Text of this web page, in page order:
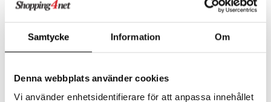
Samtycke Information Om
Denna webbplats använder cookies
Vi använder enhetsidentifierare för att anpassa innehållet
Cacharel ja ikoninen punainen väri herättävät rohkean julistuksen,
kutsun syventyä ensirakkauden intensiteettiin. Intohimon symbolina
nuoren rakkauden intensiteetin myötä.
NAISTEN TUOKSU, JOKA TALLENTAA RAKKAUDEN MONET
Amor Amor Eau de Parfum ei ole vain tuoksu, vaan kokemus, joka
myski tuoksu on tunnusomainen upealle punaiselle ruusulle sen